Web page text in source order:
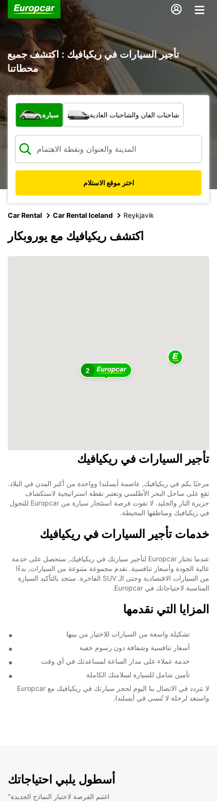
تأجير السيارات في ريكيافيك : اكتشف جميع
محطاتنا
ما نوع المركبة؟
سيارة شاحنات الفان والشاحنات العادية
اختر موقع الاستلام
Car Rental Car Rental Iceland Reykjavik
اكتشف ريكيافيك مع يوروبكار
2
تأجير السيارات في ريكيافيك
مرحبًا بكم في ريكيافيك, عاصمة أيسلندا وواحدة من أكبر المدن في البلاد.
تقع على ساحل البحر الأطلسي وتعتبر نقطة استراتيجية لاستكشاف
جزيرة النار والجليد. لا تفوت فرصة استئجار سيارة من Europcar للتجول
في ريكيافيك ومناطقها المحيطة.
خدمات تأجير السيارات في ريكيافيك
عندما تختار Europcar لتأجير سيارتك في ريكيافيك, ستحصل على خدمة
عالية الجودة وأسعار تنافسية. نقدم مجموعة متنوعة من السيارات, بدءًا
من السيارات الاقتصادية وحتى الـ SUV الفاخرة. ستجد بالتأكيد السيارة
المناسبة لاحتياجاتك في Europcar.
المزايا التي نقدمها
تشكيلة واسعة من السيارات للاختيار من بينها
أسعار تنافسية وشفافة دون رسوم خفية
خدمة عملاء على مدار الساعة لمساعدتك في أي وقت
تأمين شامل للسيارة لسلامتك الكاملة
لا تتردد في الاتصال بنا اليوم لحجز سيارتك في ريكيافيك مع Europcar
واستعد لرحلة لا تُنسى في أيسلندا.
أسطول يلبي احتياجاتك
"اغتنم الفرصة لاختبار النماذج الجديدة